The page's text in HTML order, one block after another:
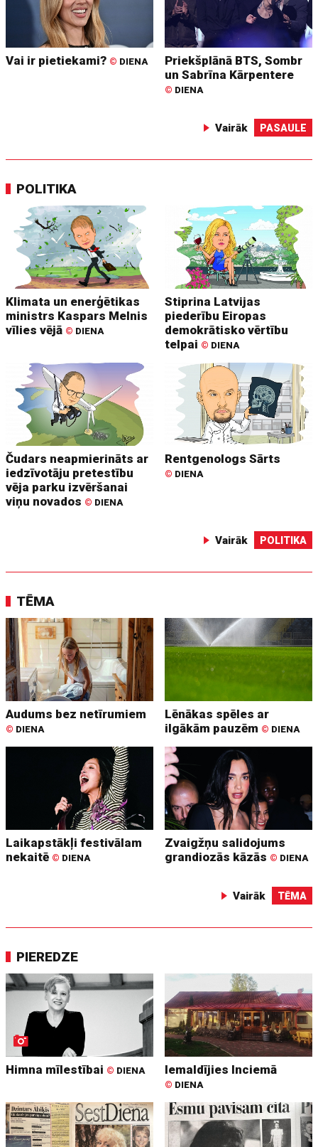
Vai ir pietiekami? © DIENA
Priekšplānā BTS, Sombr
un Sabrīna Kārpentere
© DIENA
Vairāk PASAULE
POLITIKA
Klimata un enerģētikas
ministrs Kaspars Melnis
vīlies vējā © DIENA
Stiprina Latvijas
piederību Eiropas
demokrātisko vērtību
telpai © DIENA
Čudars neapmierināts ar
iedzīvotāju pretestību
vēja parku izvēršanai
viņu novados © DIENA
Rentgenologs Sārts
© DIENA
Vairāk POLITIKA
TĒMA
Audums bez netīrumiem
© DIENA
Lēnākas spēles ar
ilgākām pauzēm © DIENA
Laikapstākļi festivālam
nekaitē © DIENA
Zvaigžņu salidojums
grandiozās kāzās © DIENA
Vairāk TĒMA
PIEREDZE
Himna mīlestībai © DIENA Iemaldījies Inciemā
© DIENA